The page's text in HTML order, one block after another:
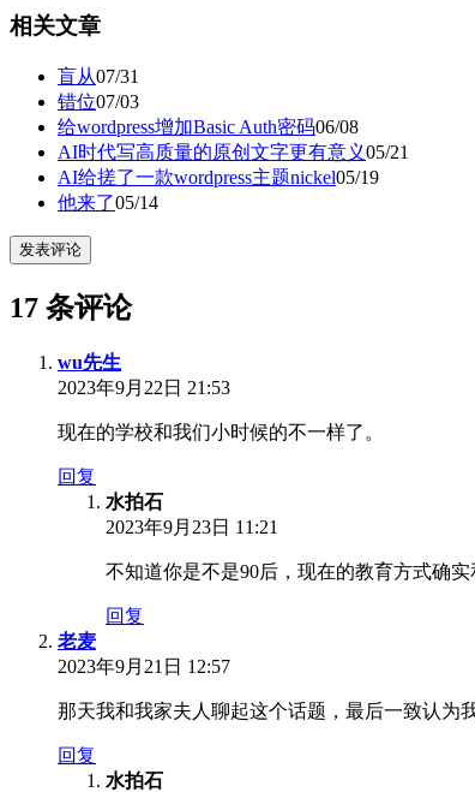
相关文章
盲从07/31
错位07/03
给wordpress增加Basic Auth密码06/08
AI时代写高质量的原创文字更有意义05/21
AI给搓了一款wordpress主题nickel05/19
他来了05/14
发表评论
17 条评论
wu先生
2023年9月22日 21:53
现在的学校和我们小时候的不一样了。
回复
水拍石
2023年9月23日 11:21
不知道你是不是90后，现在的教育方式确实
回复
老麦
2023年9月21日 12:57
那天我和我家夫人聊起这个话题，最后一致认为
回复
水拍石